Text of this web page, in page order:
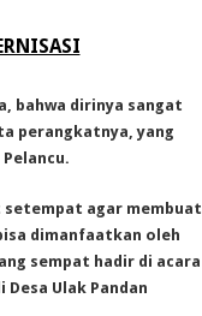
bahwa dirinya sangat
perangkatnya, yang
setempat agar membuat
dimanfaatkan oleh
sempat hadir di acara
Ulak Pandan